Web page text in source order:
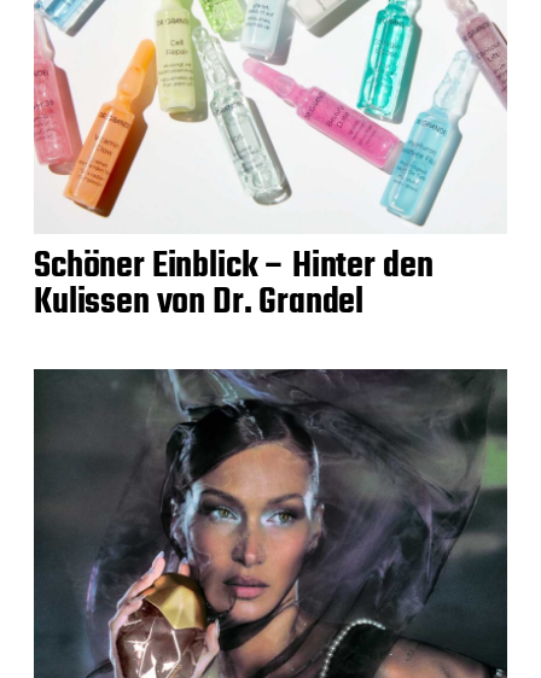
Schöner Einblick – Hinter den
Kulissen von Dr. Grandel